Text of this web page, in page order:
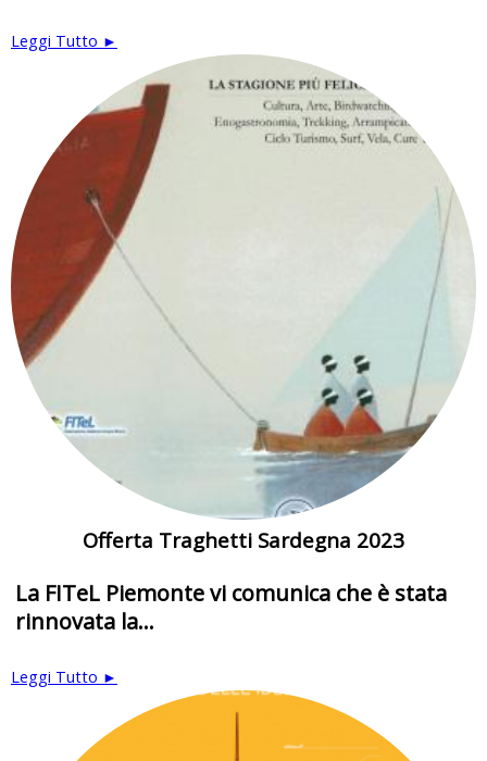
Leggi Tutto ►
Offerta Traghetti Sardegna 2023
La FITeL Piemonte vi comunica che è stata
rinnovata la...
Leggi Tutto ►